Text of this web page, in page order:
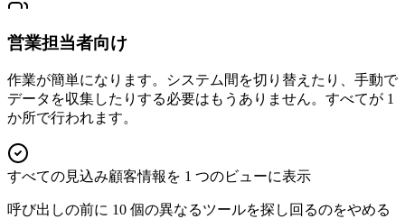
営業担当者向け
作業が簡単になります。システム間を切り替えたり、手動で
データを収集したりする必要はもうありません。すべてが 1
か所で行われます。
すべての見込み顧客情報を 1 つのビューに表示
呼び出しの前に 10 個の異なるツールを探し回るのをやめる